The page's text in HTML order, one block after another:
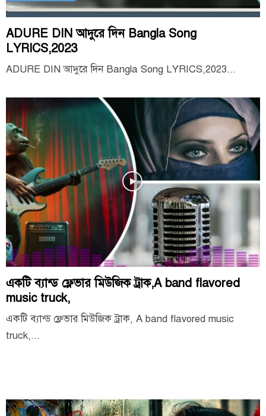
ADURE DIN আদুরে দিন Bangla Song
LYRICS,2023
ADURE DIN আদুরে দিন Bangla Song LYRICS,2023...
একটি ব্যান্ড ফ্লেভার মিউজিক ট্রাক,A band flavored
music truck,
একটি ব্যান্ড ফ্লেভার মিউজিক ট্রাক, A band flavored music
truck,...